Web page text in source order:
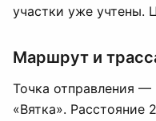
участки уже учтены.
Маршрут и
Точка отправления —
«Вятка».